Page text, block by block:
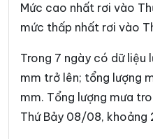
Xã Kim Ngân
Xã La Lay
Xã Lệ Ninh
Xã Lìa
Xã Nam Ba Đồn
Mức cao nhất rơi vào
mức thấp nhất rơi vào
Trong 7 ngày có dữ liệu
mm trở lên; tổng lượng
mm. Tổng lượng mưa
Thứ Bảy 08/08, khoảng